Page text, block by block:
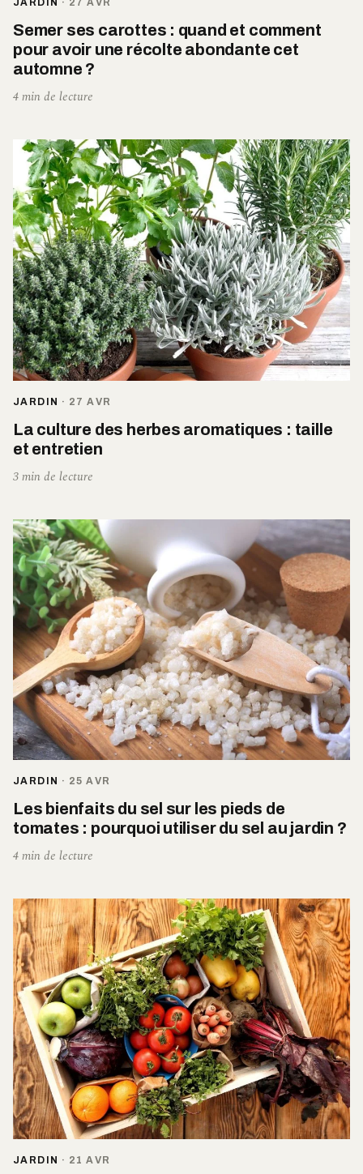
JARDIN · 27 AVR
Semer ses carottes : quand et comment
pour avoir une récolte abondante cet
automne ?
4 min de lecture
JARDIN · 27 AVR
La culture des herbes aromatiques : taille
et entretien
3 min de lecture
JARDIN · 25 AVR
Les bienfaits du sel sur les pieds de
tomates : pourquoi utiliser du sel au jardin ?
4 min de lecture
JARDIN · 21 AVR